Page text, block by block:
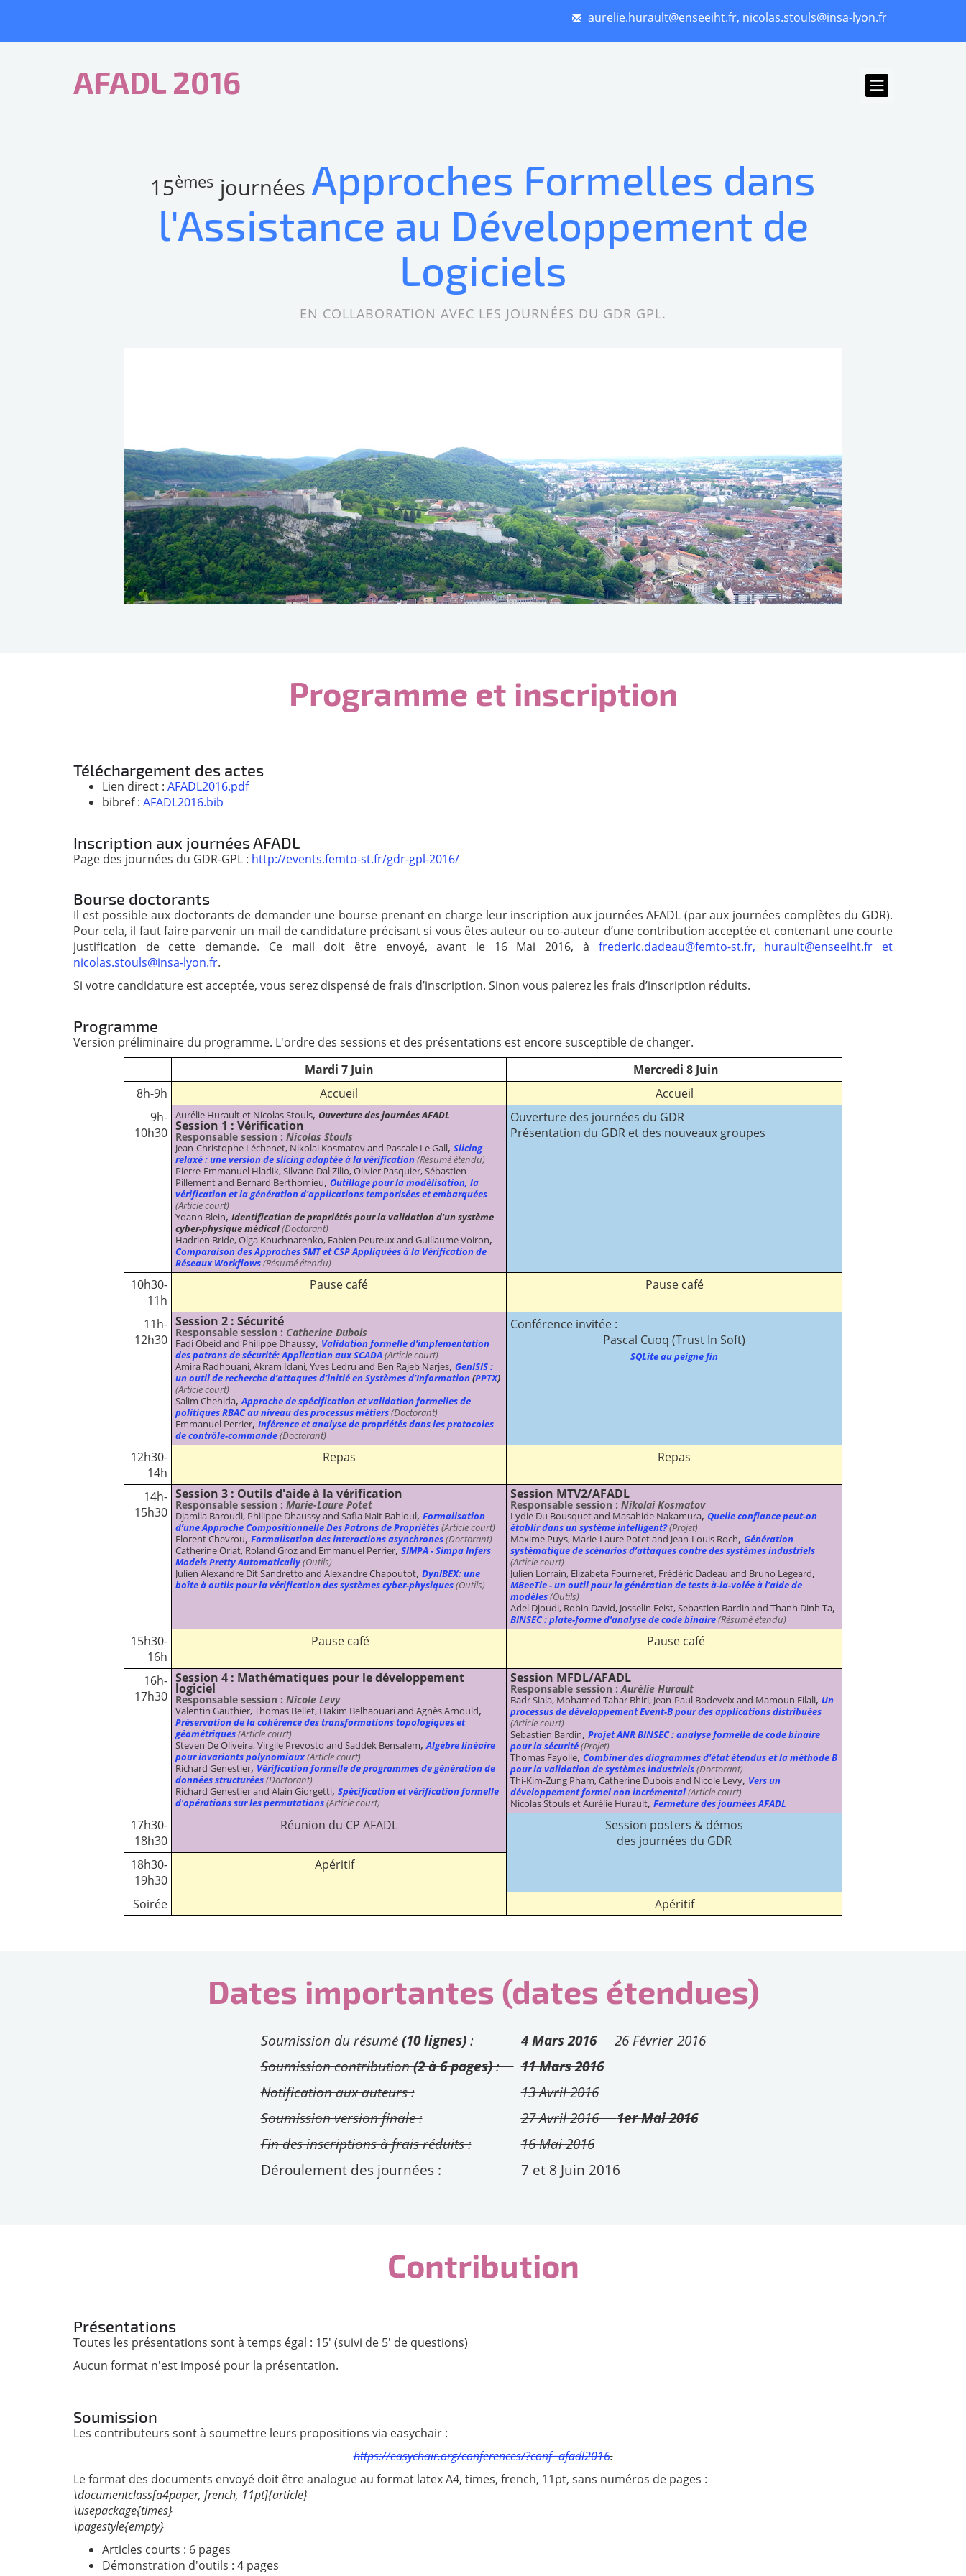
aurelie.hurault@enseeiht.fr, nicolas.stouls@insa-lyon.fr
AFADL 2016
15èmes journées Approches Formelles dans
l'Assistance au Développement de
Logiciels
EN COLLABORATION AVEC LES JOURNÉES DU GDR GPL.
Programme et inscription
Téléchargement des actes
Lien direct : AFADL2016.pdf
bibref : AFADL2016.bib
Inscription aux journées AFADL
Page des journées du GDR-GPL : http://events.femto-st.fr/gdr-gpl-2016/
Bourse doctorants
Il est possible aux doctorants de demander une bourse prenant en charge leur inscription aux journées AFADL (par aux journées complètes du GDR).
Pour cela, il faut faire parvenir un mail de candidature précisant si vous êtes auteur ou co-auteur d’une contribution acceptée et contenant une courte
justification de cette demande. Ce mail doit être envoyé, avant le 16 Mai 2016, à frederic.dadeau@femto-st.fr, hurault@enseeiht.fr et
nicolas.stouls@insa-lyon.fr.
Si votre candidature est acceptée, vous serez dispensé de frais d’inscription. Sinon vous paierez les frais d’inscription réduits.
Programme
Version préliminaire du programme. L'ordre des sessions et des présentations est encore susceptible de changer.
Mardi 7 Juin
Mercredi 8 Juin
8h-9h
Accueil
Accueil
9h-
10h30
Aurélie Hurault et Nicolas Stouls, Ouverture des journées AFADL
Session 1 : Vérification
Responsable session : Nicolas Stouls
Jean-Christophe Léchenet, Nikolai Kosmatov and Pascale Le Gall, Slicing
relaxé : une version de slicing adaptée à la vérification (Résumé étendu)
Pierre-Emmanuel Hladik, Silvano Dal Zilio, Olivier Pasquier, Sébastien
Pillement and Bernard Berthomieu, Outillage pour la modélisation, la
vérification et la génération d'applications temporisées et embarquées
(Article court)
Yoann Blein, Identification de propriétés pour la validation d'un système
cyber-physique médical(Doctorant)
Hadrien Bride, Olga Kouchnarenko, Fabien Peureux and Guillaume Voiron,
Comparaison des Approches SMT et CSP Appliquées à la Vérification de
Réseaux Workflows(Résumé étendu)
Ouverture des journées du GDR
Présentation du GDR et des nouveaux groupes
10h30-
11h
Pause café Pause café
11h-
12h30
Session 2 : Sécurité
Responsable session : Catherine Dubois
Fadi Obeid and Philippe Dhaussy, Validation formelle d'implementation
des patrons de sécurité: Application aux SCADA(Article court)
Amira Radhouani, Akram Idani, Yves Ledru and Ben Rajeb Narjes, GenISIS :
un outil de recherche d’attaques d’initié en Systèmes d’Information (PPTX)
(Article court)
Salim Chehida,Approche de spécification et validation formelles de
politiques RBAC au niveau des processus métiers(Doctorant)
Emmanuel Perrier, Inférence et analyse de propriétés dans les protocoles
de contrôle-commande(Doctorant)
Conférence invitée :
Pascal Cuoq (Trust In Soft)
SQLite au peigne fin
12h30-
14h
Repas Repas
14h-
15h30
Session 3 : Outils d'aide à la vérification
Responsable session : Marie-Laure Potet
Djamila Baroudi, Philippe Dhaussy and Safia Nait Bahloul, Formalisation
d’une Approche Compositionnelle Des Patrons de Propriétés(Article court)
Florent Chevrou, Formalisation des interactions asynchrones(Doctorant)
Catherine Oriat, Roland Groz and Emmanuel Perrier,SIMPA - Simpa Infers
Models Pretty Automatically(Outils)
Julien Alexandre Dit Sandretto and Alexandre Chapoutot, DynIBEX: une
boîte à outils pour la vérification des systèmes cyber-physiques(Outils)
Session MTV2/AFADL
Responsable session : Nikolai Kosmatov
Lydie Du Bousquet and Masahide Nakamura, Quelle confiance peut-on
établir dans un système intelligent?(Projet)
Maxime Puys, Marie-Laure Potet and Jean-Louis Roch, Génération
systématique de scénarios d’attaques contre des systèmes industriels
(Article court)
Julien Lorrain, Elizabeta Fourneret, Frédéric Dadeau and Bruno Legeard,
MBeeTle - un outil pour la génération de tests à-la-volée à l'aide de
modèles(Outils)
Adel Djoudi, Robin David, Josselin Feist, Sebastien Bardin and Thanh Dinh Ta,
BINSEC : plate-forme d'analyse de code binaire(Résumé étendu)
15h30-
16h
Pause café Pause café
16h-
17h30
Session 4 : Mathématiques pour le développement
logiciel
Responsable session : Nicole Levy
Valentin Gauthier, Thomas Bellet, Hakim Belhaouari and Agnès Arnould,
Préservation de la cohérence des transformations topologiques et
géométriques(Article court)
Steven De Oliveira, Virgile Prevosto and Saddek Bensalem,Algèbre linéaire
pour invariants polynomiaux(Article court)
Richard Genestier, Vérification formelle de programmes de génération de
données structurées(Doctorant)
Richard Genestier and Alain Giorgetti, Spécification et vérification formelle
d'opérations sur les permutations(Article court)
Session MFDL/AFADL
Responsable session : Aurélie Hurault
Badr Siala, Mohamed Tahar Bhiri, Jean-Paul Bodeveix and Mamoun Filali, Un
processus de développement Event-B pour des applications distribuées
(Article court)
Sebastien Bardin, Projet ANR BINSEC : analyse formelle de code binaire
pour la sécurité(Projet)
Thomas Fayolle,Combiner des diagrammes d'état étendus et la méthode B
pour la validation de systèmes industriels(Doctorant)
Thi-Kim-Zung Pham, Catherine Dubois and Nicole Levy, Vers un
développement formel non incrémental(Article court)
Nicolas Stouls et Aurélie Hurault, Fermeture des journées AFADL
17h30-
18h30
Réunion du CP AFADL
Session posters & démos
des journées du GDR
18h30-
19h30
Apéritif
Soirée Apéritif
Dates importantes (dates étendues)
Soumission du résumé(10 lignes): 4 Mars 2016
26 Février 2016
Soumission contribution(2 à 6 pages): 11 Mars 2016
Notification aux auteurs :
13 Avril 2016
Soumission version finale :
27 Avril 2016
1er Mai 2016
Fin des inscriptions à frais réduits :
16 Mai 2016
Déroulement des journées :
7 et 8 Juin 2016
Contribution
Présentations
Toutes les présentations sont à temps égal : 15' (suivi de 5' de questions)
Aucun format n'est imposé pour la présentation.
Soumission
Les contributeurs sont à soumettre leurs propositions via easychair :
https://easychair.org/conferences/?conf=afadl2016.
Le format des documents envoyé doit être analogue au format latex A4, times, french, 11pt, sans numéros de pages :
\documentclass[a4paper, french, 11pt]{article}
\usepackage{times}
\pagestyle{empty}
Articles courts : 6 pages
Démonstration d'outils : 4 pages